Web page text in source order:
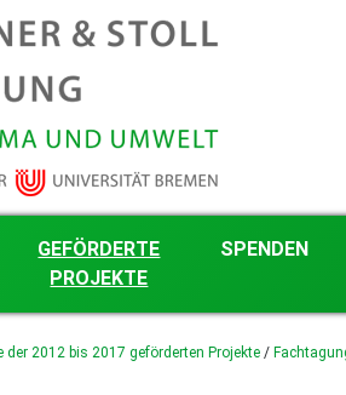
GEFÖRDERTE
PROJEKTE
Nachhaltigkeit im
Projektgeschehen
SPENDEN
der 2012 bis 2017 geförderten Projekte /